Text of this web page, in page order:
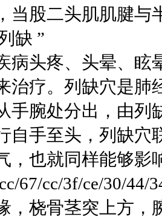
当股二头肌肌腱与
缺 ”
病头疼、头晕、眩
治疗。列缺穴是肺
手腕处分出，由列
自手至头，列缺穴
，也就同样能够影
67/cc/3f/ce/30/44/
，桡骨茎突上方，